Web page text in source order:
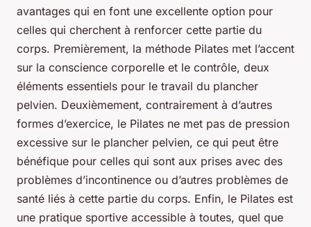
avantages qui en font une excellente option pour
celles qui cherchent à renforcer cette partie du
corps. Premièrement, la méthode Pilates met l’accent
sur la conscience corporelle et le contrôle, deux
éléments essentiels pour le travail du plancher
pelvien. Deuxièmement, contrairement à d’autres
formes d’exercice, le Pilates ne met pas de pression
excessive sur le plancher pelvien, ce qui peut être
bénéfique pour celles qui sont aux prises avec des
problèmes d’incontinence ou d’autres problèmes de
santé liés à cette partie du corps. Enfin, le Pilates est
une pratique sportive accessible à toutes, quel que